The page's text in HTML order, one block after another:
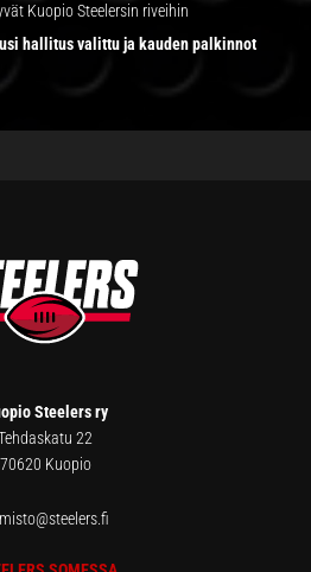
Kuopio Steelersin riveihin
hallitus valittu ja kauden palkinnot
Steelers ry
22
70620 Kuopio